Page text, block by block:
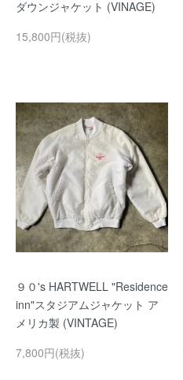
ダウンジャケット (VINAGE)
15,800円(税抜)
９０'s HARTWELL "Residence
inn"スタジアムジャケット ア
メリカ製 (VINTAGE)
7,800円(税抜)